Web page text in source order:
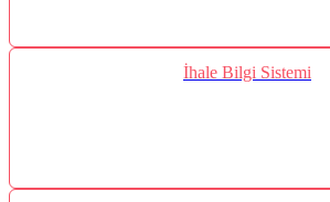
İhale Bilgi Sistemi